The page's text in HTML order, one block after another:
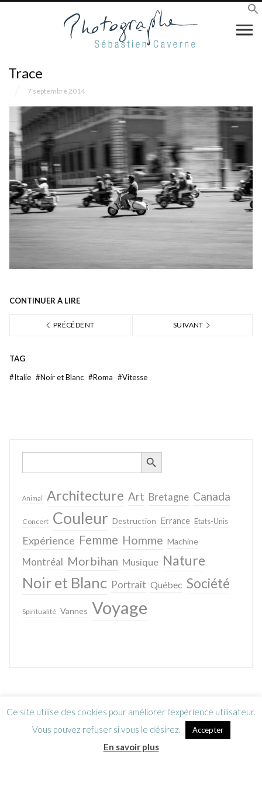
Trace
7 septembre 2014
CONTINUER À LIRE
PRÉCÉDENT SUIVANT
TAG
#Italie #Noir et Blanc #Roma #Vitesse
Search
SEARCH BUTTON
Animal Architecture Art Bretagne Canada
Concert Couleur Destruction Errance Etats-Unis
Expérience Femme Homme Machine
Montréal Morbihan Musique Nature
Noir et Blanc Portrait Québec Société
Spiritualité Vannes Voyage
Ce site utilise des cookies pour améliorer l'expérience utilisateur.
Vous pouvez refuser si vous le désirez.
Accepter
En savoir plus